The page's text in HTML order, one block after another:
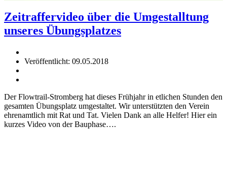
Zeitraffervideo über die Umgestalltung
unseres Übungsplatzes
Veröffentlicht: 09.05.2018
Der Flowtrail-Stromberg hat dieses Frühjahr in etlichen Stunden den
gesamten Übungsplatz umgestaltet. Wir unterstützten den Verein
ehrenamtlich mit Rat und Tat. Vielen Dank an alle Helfer! Hier ein
kurzes Video von der Bauphase….